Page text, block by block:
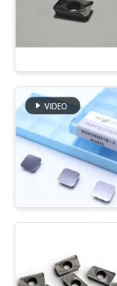
GIZLILIK
U